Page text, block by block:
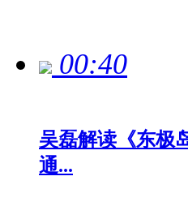
00:40
吴磊解读《东极
通...